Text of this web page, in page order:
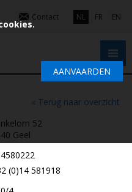
Contact NL FR EN
« Terug naar overzicht
52
Geel
(0)14 581918
AANVAARDEN